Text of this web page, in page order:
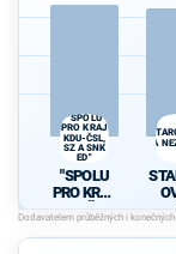
"SPOLU
PRO KRAJ
KDU-ČSL,
SZ A SNK
ED"
"SPOLU
PRO KRAJ
KDU-ČSL,
SZ A SNK
ED"
A